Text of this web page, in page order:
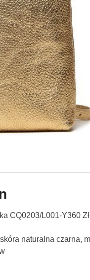
CQ0203/L001-Y360
naturalna czarna,